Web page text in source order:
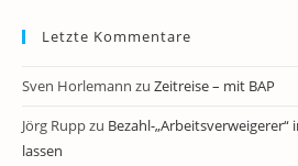
Letzte Kommentare
Sven Horlemann zu Zeitreise – mit BAP
Jörg Ruppzu Bezahl-
lassen